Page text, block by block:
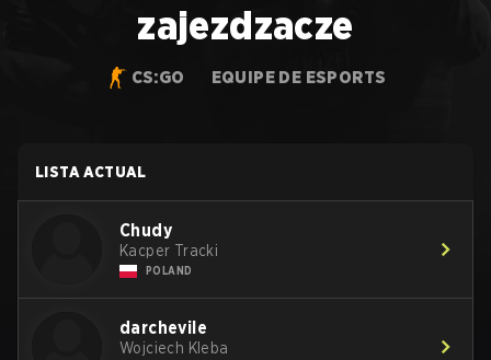
zajezdzacze
CS:GO EQUIPE DE ESPORTS
LISTA ACTUAL
Chudy
Kacper Tracki
POLAND
darchevile
Wojciech Kleba